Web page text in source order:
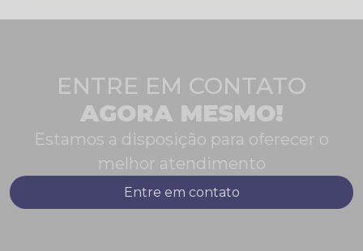
dos cálculos estabelecidos pelo código
fabricantes..
ENTRE EM CONTATO
AGORA MESMO!
Estamos a disposição para oferecer o
melhor atendimento
Entre em contato